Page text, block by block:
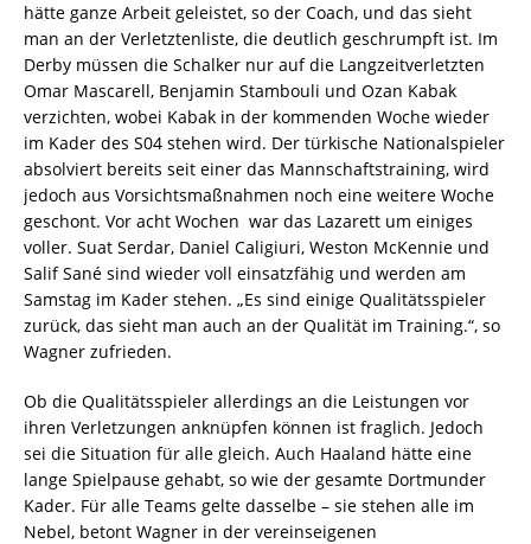
hätte ganze Arbeit geleistet, so der Coach, und das sieht
man an der Verletztenliste, die deutlich geschrumpft ist. Im
Derby müssen die Schalker nur auf die Langzeitverletzten
Omar Mascarell, Benjamin Stambouli und Ozan Kabak
verzichten, wobei Kabak in der kommenden Woche wieder
im Kader des S04 stehen wird. Der türkische Nationalspieler
absolviert bereits seit einer das Mannschaftstraining, wird
jedoch aus Vorsichtsmaßnahmen noch eine weitere Woche
geschont. Vor acht Wochen war das Lazarett um einiges
voller. Suat Serdar, Daniel Caligiuri, Weston McKennie und
Salif Sané sind wieder voll einsatzfähig und werden am
Samstag im Kader stehen. „Es sind einige Qualitätsspieler
zurück, das sieht man auch an der Qualität im Training.“, so
Wagner zufrieden.
Ob die Qualitätsspieler allerdings an die Leistungen vor
ihren Verletzungen anknüpfen können ist fraglich. Jedoch
sei die Situation für alle gleich. Auch Haaland hätte eine
lange Spielpause gehabt, so wie der gesamte Dortmunder
Kader. Für alle Teams gelte dasselbe – sie stehen alle im
Nebel, betont Wagner in der vereinseigenen